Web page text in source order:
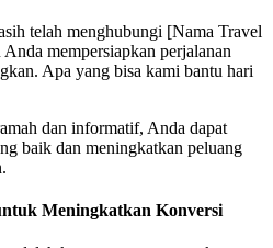
telah menghubungi [Nama Travel
mempersiapkan perjalanan
Apa yang bisa kami bantu hari
dan informatif, Anda dapat
baik dan meningkatkan peluang
Meningkatkan Konversi